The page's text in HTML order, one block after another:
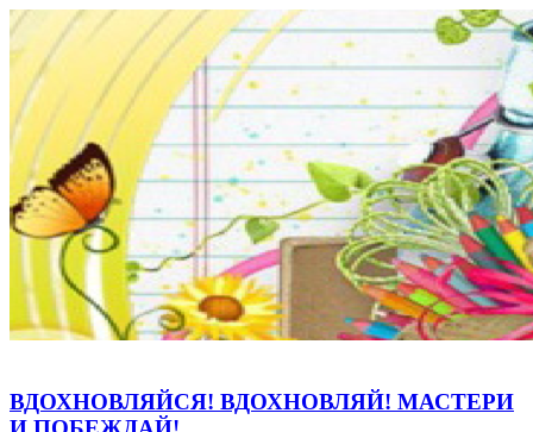
ВДОХНОВЛЯЙСЯ! ВДОХНОВЛЯЙ! МАСТЕРИ